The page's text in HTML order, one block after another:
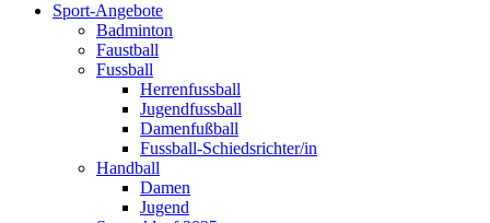
Sport-Angebote
Badminton
Faustball
Fussball
Herrenfussball
Jugendfussball
Damenfußball
Fussball-Schiedsrichter/in
Handball
Damen
Jugend